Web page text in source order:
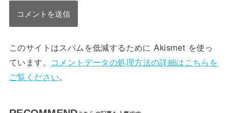
このサイトはスパムを低減するために Akismet を使っ
ています。 コメントデータの処理方法の詳細はこちらを
ご覧ください。